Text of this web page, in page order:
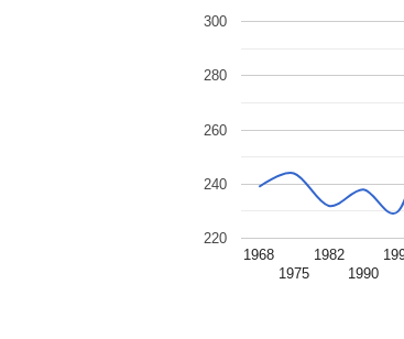
1968
1975
1982
1990
220
240
260
280
300